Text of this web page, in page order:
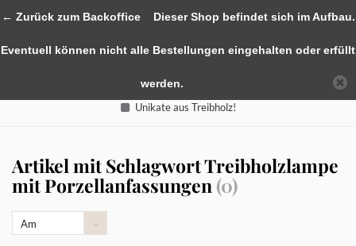
Unikate aus Treibholz!
Artikel mit Schlagwort Treibholzlampe
mit Porzellanfassungen (0)
Am
← Zurück zum BackofficeDieser Shop befindet sich im Aufbau.
Eventuell können nicht alle Bestellungen eingehalten oder erfüllt
werden.